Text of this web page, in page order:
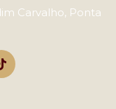
Carvalho, Ponta